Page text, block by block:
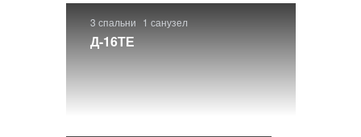
3 спальни 1 санузел
Д-16ТЕ